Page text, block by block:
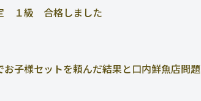
１級 合格しました
お子様セットを頼んだ結果と口内鮮魚店問題